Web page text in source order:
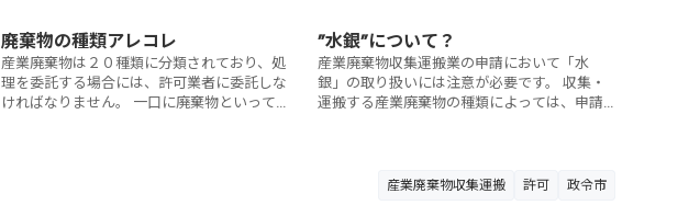
す。ここでは、下取り販売業者が「排出事業
者」に該当するか否かを専門の行政書士が解
説いたします。
について解説いたします。
廃棄物の種類アレコレ
産業廃棄物は２０種類に分類されており、処
理を委託する場合には、許可業者に委託しな
ければなりません。 一口に廃棄物といって
”水銀”について？
産業廃棄物収集運搬業の申請において「水
銀」の取り扱いには注意が必要です。 収集・
運搬する産業廃棄物の種類によっては、申請
意点等について解説いたします。
産業廃棄物収集運搬 許可 政令市